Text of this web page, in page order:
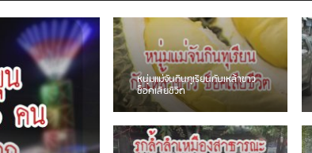
ชาวเน็ตฮา! รถเครื่องแม่สายชน
ป้ายร้านโลงศพแล้วหนี พบเสาหัก
เบรคหัก หวิดได้ใช้บริการ